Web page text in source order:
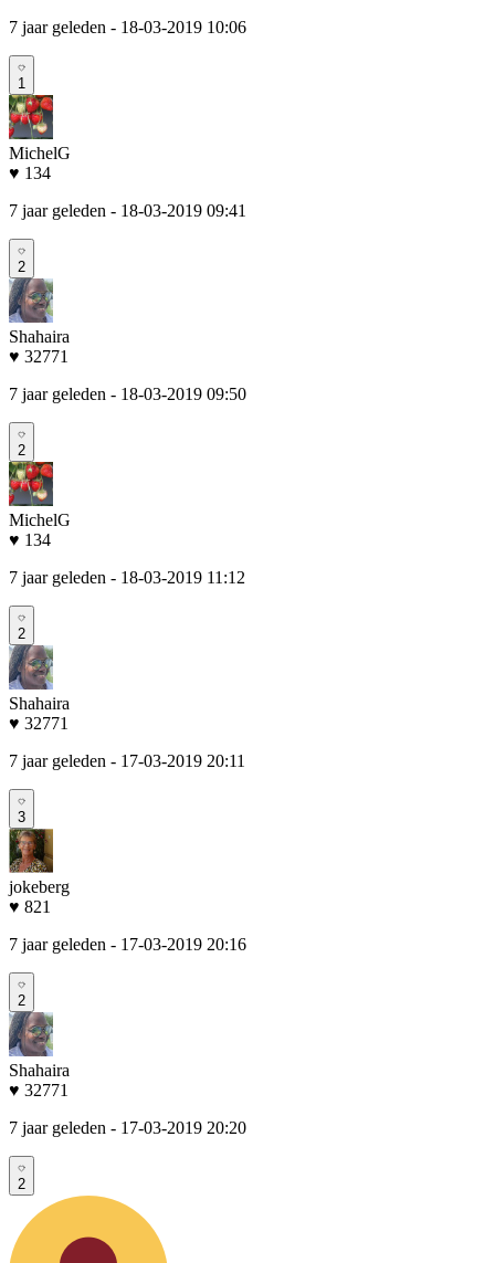
7 jaar geleden - 18-03-2019 10:06
1
MichelG
♥ 134
7 jaar geleden - 18-03-2019 09:41
2
Shahaira
♥ 32771
7 jaar geleden - 18-03-2019 09:50
2
MichelG
♥ 134
7 jaar geleden - 18-03-2019 11:12
2
Shahaira
♥ 32771
7 jaar geleden - 17-03-2019 20:11
3
jokeberg
♥ 821
7 jaar geleden - 17-03-2019 20:16
2
Shahaira
♥ 32771
7 jaar geleden - 17-03-2019 20:20
2